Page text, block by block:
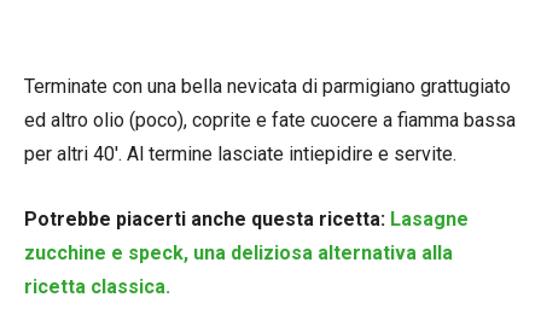
Terminate con una bella nevicata di parmigiano grattugiato
ed altro olio (poco), coprite e fate cuocere a fiamma bassa
per altri 40′. Al termine lasciate intiepidire e servite.
Potrebbe piacerti anche questa ricetta: Lasagne
zucchine e speck, una deliziosa alternativa alla
ricetta classica.